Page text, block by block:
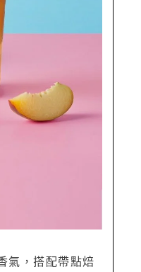
氣，搭配帶點焙